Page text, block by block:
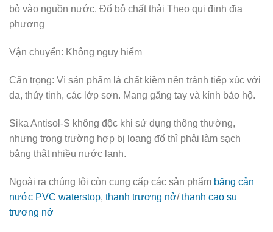
bỏ vào nguồn nước. Đổ bỏ chất thải Theo qui định địa
phương
Vận chuyển: Không nguy hiểm
Cẩn trọng: Vì sản phẩm là chất kiềm nên tránh tiếp xúc với
da, thủy tinh, các lớp sơn. Mang găng tay và kính bảo hộ.
Sika Antisol-S không độc khi sử dụng thông thường,
nhưng trong trường hợp bị loang đổ thì phải làm sạch
bằng thật nhiều nước lạnh.
Ngoài ra chúng tôi còn cung cấp các sản phẩm băng cản
nước PVC waterstop, thanh trương nở/thanh cao su
trương nở